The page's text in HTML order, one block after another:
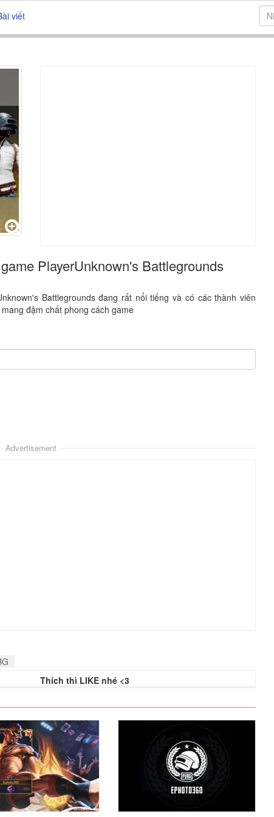
viết
PlayerUnknown's Battlegrounds
Battlegrounds đang rất nổi tiếng và có các thành viên
đậm chất phong cách game
Advertisement
Thích thì LIKE nhé <3